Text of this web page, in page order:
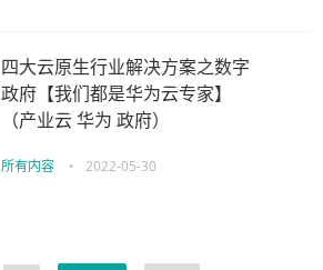
四大云原生行业解决方案之数字
政府【我们都是华为云专家】
（产业云 华为 政府）
所有内容 • 2022-05-30